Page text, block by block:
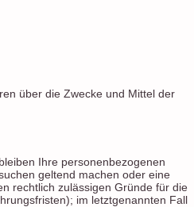
über die Zwecke und Mittel der
Ihre personenbezogenen
geltend machen oder eine
rechtlich zulässigen Gründe für die
im letztgenannten Fall